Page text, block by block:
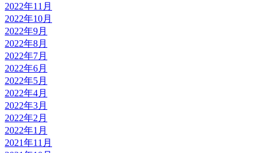
2022年11月
2022年10月
2022年9月
2022年8月
2022年7月
2022年6月
2022年5月
2022年4月
2022年3月
2022年2月
2022年1月
2021年11月